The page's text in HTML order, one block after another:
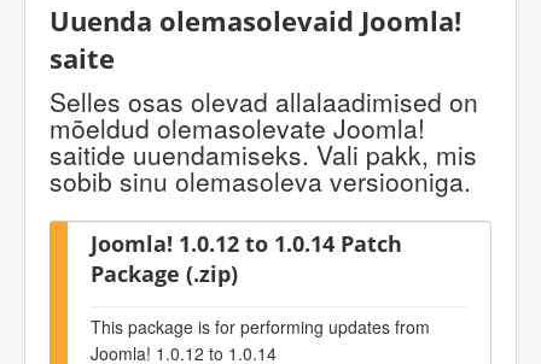
Uuenda olemasolevaid Joomla!
saite
Selles osas olevad allalaadimised on
mõeldud olemasolevate Joomla!
saitide uuendamiseks. Vali pakk, mis
sobib sinu olemasoleva versiooniga.
Joomla! 1.0.12 to 1.0.14 Patch
Package (.zip)
This package is for performing updates from
Joomla! 1.0.12 to 1.0.14